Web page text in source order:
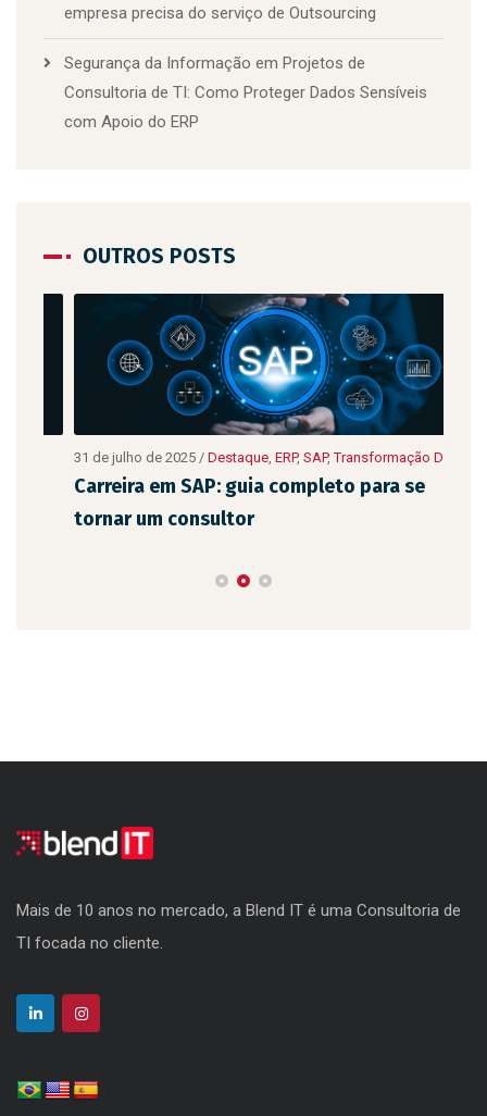
empresa precisa do serviço de Outsourcing
Segurança da Informação em Projetos de
Consultoria de TI: Como Proteger Dados Sensíveis
com Apoio do ERP
OUTROS POSTS
31 de julho de 2025 /Destaque,ERP, SAP, Transformação Digital
Carreira em SAP: guia completo para se
tornar um consultor
Mais de 10 anos no mercado, a Blend IT é uma Consultoria de
TI focada no cliente.